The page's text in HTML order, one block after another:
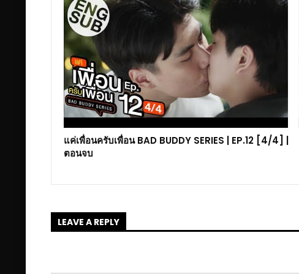
แค่เพื่อนครับเพื่อน BAD BUDDY SERIES | EP.12 [4/4] |
ตอนจบ
LEAVE A REPLY